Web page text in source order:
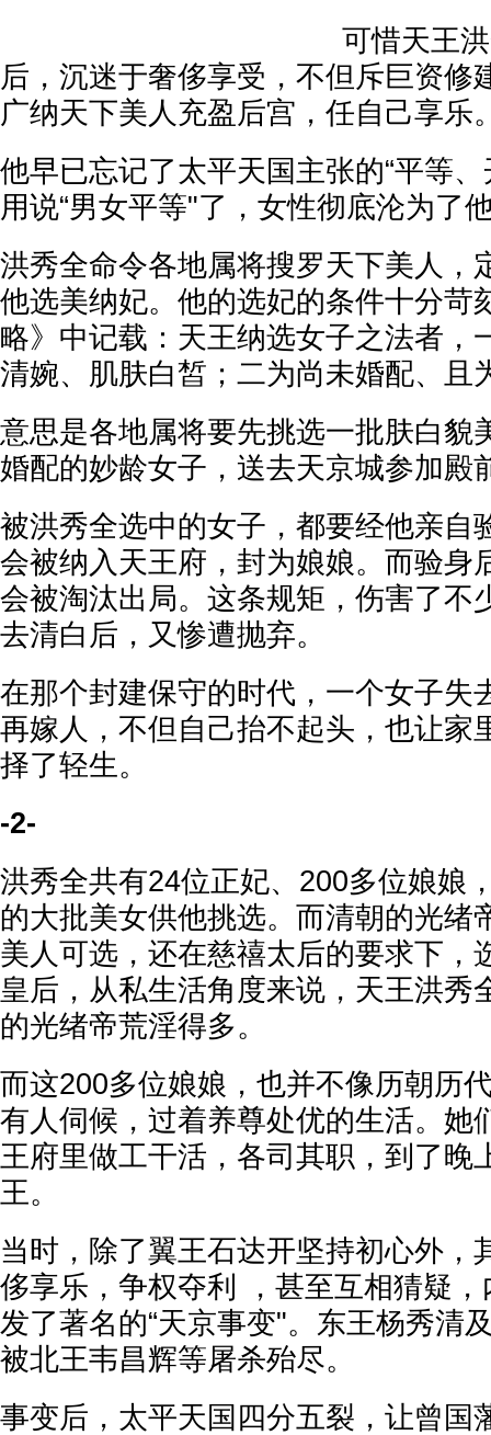
可惜天王
后，沉迷于奢侈享受，不但斥巨资修
广纳天下美人充盈后宫，任自己享乐
他早已忘记了太平天国主张的“平等
用说“男女平等"了，女性彻底沦为了
洪秀全命令各地属将搜罗天下美人，
他选美纳妃。他的选妃的条件十分苛
略》中记载：天王纳选女子之法者，
清婉、肌肤白皙；二为尚未婚配、且
意思是各地属将要先挑选一批肤白貌
婚配的妙龄女子，送去天京城参加殿
被洪秀全选中的女子，都要经他亲自
会被纳入天王府，封为娘娘。而验身
会被淘汰出局。这条规矩，伤害了不
去清白后，又惨遭抛弃。
在那个封建保守的时代，一个女子失
再嫁人，不但自己抬不起头，也让家
择了轻生。
-2-
洪秀全共有24位正妃、200多位娘娘
的大批美女供他挑选。而清朝的光绪
美人可选，还在慈禧太后的要求下，
皇后，从私生活角度来说，天王洪秀
的光绪帝荒淫得多。
而这200多位娘娘，也并不像历朝历
有人伺候，过着养尊处优的生活。她
王府里做工干活，各司其职，到了晚
王。
当时，除了翼王石达开坚持初心外，
侈享乐，争权夺利 ，甚至互相猜疑
发了著名的“天京事变"。东王杨秀清
被北王韦昌辉等屠杀殆尽。
事变后，太平天国四分五裂，让曾国